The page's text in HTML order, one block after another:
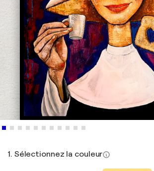
1. Sélectionnez la couleur